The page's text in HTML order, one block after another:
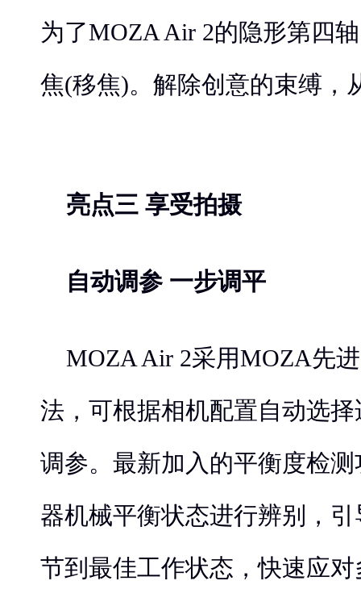
为了MOZA Air 2的隐形第四
焦(移焦)。解除创意的束缚，
亮点三 享受拍摄
自动调参 一步调平
MOZA Air 2采用MOZA先
法，可根据相机配置自动选
调参。最新加入的平衡度检
器机械平衡状态进行辨别，
节到最佳工作状态，快速应